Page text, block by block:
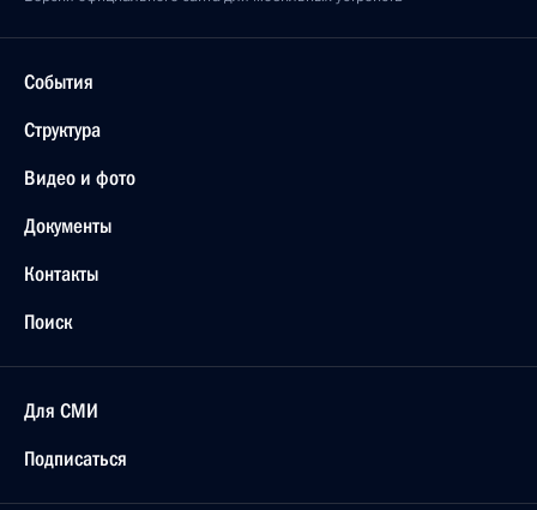
События
Структура
Видео и фото
Документы
Контакты
Поиск
Для СМИ
Подписаться